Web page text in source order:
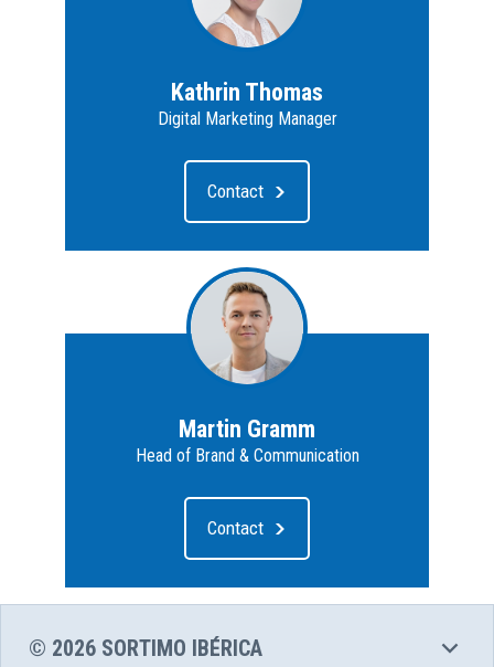
Kathrin Thomas
Digital Marketing Manager
Contact
Martin Gramm
Head of Brand & Communication
Contact
© 2026 SORTIMO IBÉRICA